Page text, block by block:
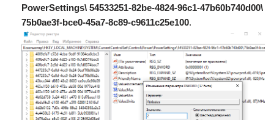
PowerSettings\ 54533251-82be-4824-96c1-47b60b740d00\
75b0ae3f-bce0-45a7-8c89-c9611c25e100.